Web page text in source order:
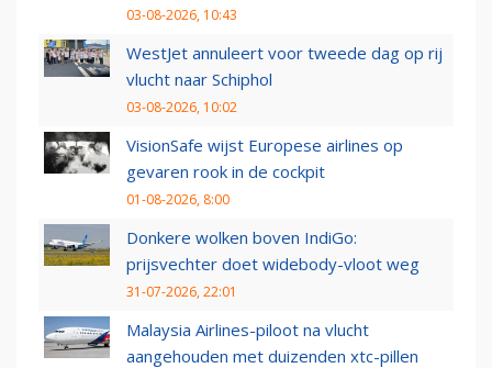
03-08-2026, 10:43
WestJet annuleert voor tweede dag op rij
vlucht naar Schiphol
03-08-2026, 10:02
VisionSafe wijst Europese airlines op
gevaren rook in de cockpit
01-08-2026, 8:00
Donkere wolken boven IndiGo:
prijsvechter doet widebody-vloot weg
31-07-2026, 22:01
Malaysia Airlines-piloot na vlucht
aangehouden met duizenden xtc-pillen